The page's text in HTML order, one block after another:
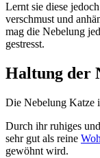
Lernt sie diese
verschmust und
mag die Nebelung
gestresst.
Haltung der
Die Nebelung Katze
Durch ihr ruhiges
sehr gut als reine
gewöhnt wird.